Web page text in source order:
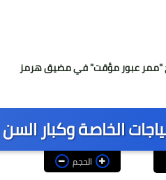
مؤقت" في مضيق هرمز مدير
الخاصة وكبار السن
الحجم